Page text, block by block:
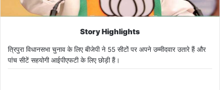
Story Highlights
त्रिपुरा विधानसभा चुनाव के लिए बीजेपी ने 55 सीटों पर अपने उम्मीदवार उतारे हैं और
पांच सीटें सहयोगी आईपीएफटी के लिए छोड़ी हैं।